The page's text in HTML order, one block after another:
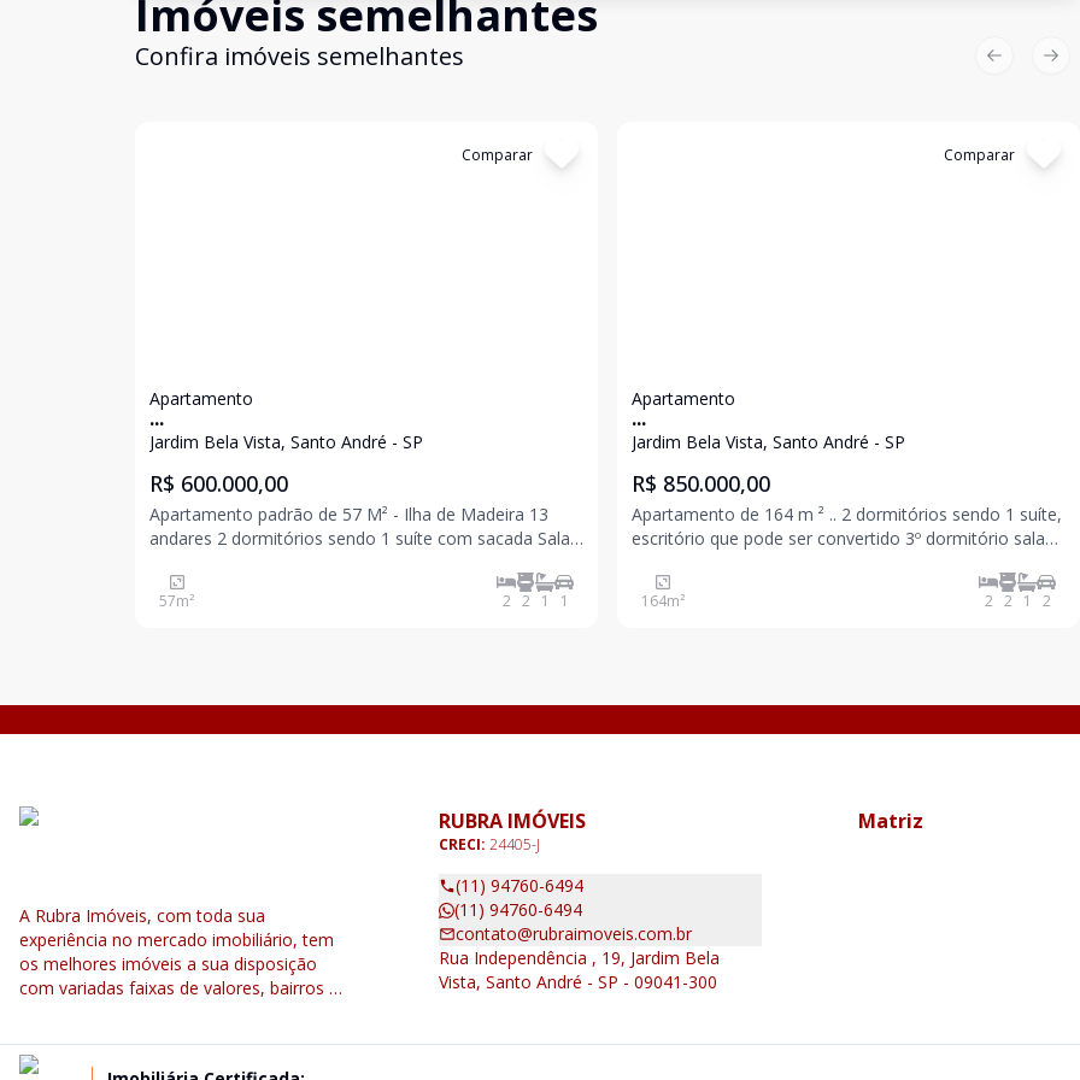
Imóveis semelhantes
Confira imóveis semelhantes
Comparar
Apartamento
...
Jardim Bela Vista, Santo André - SP
R$ 600.000,00
Apartamento padrão de 57 M² - Ilha de Madeira 13
andares 2 dormitórios sendo 1 suíte com sacada Sala
armários e balcão da pia Aquecedor Ar condicionado
57m² 2 2 1 1
Comparar
Apartamento
...
Jardim Bela Vista, Santo André - SP
R$ 850.000,00
Apartamento de 164 m ² .. 2 dormitórios sendo 1 suíte,
escritório que pode ser convertido 3º dormitório sala
164m² 2 2 1 2
Previous
A Rubra Imóveis, com toda sua
experiência no mercado imobiliário, tem
os melhores imóveis a sua disposição
com variadas faixas de valores, bairros e
RUBRA IMÓVEIS
CRECI: 24405-J
(11) 94760-6494
(11) 94760-6494
contato@rubraimoveis.com.br
Rua Independência , 19, Jardim Bela
Vista, Santo André - SP - 09041-300
Matriz